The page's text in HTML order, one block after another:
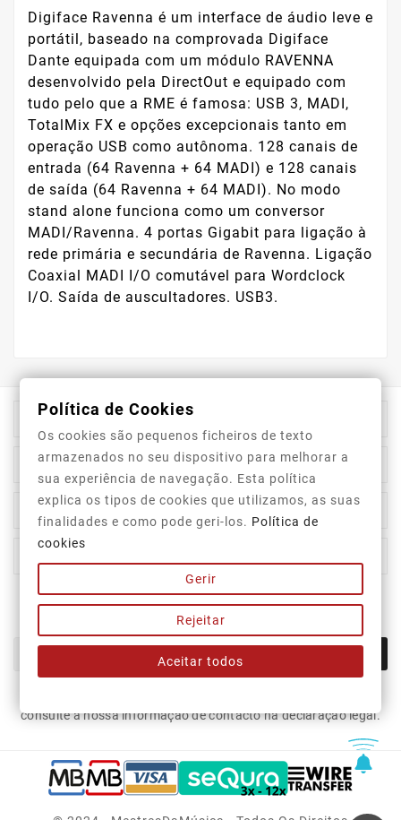
Digiface Ravenna é um interface de áudio leve e
portátil, baseado na comprovada Digiface
Dante equipada com um módulo RAVENNA
desenvolvido pela DirectOut e equipado com
tudo pelo que a RME é famosa: USB 3, MADI,
TotalMix FX e opções excepcionais tanto em
operação USB como autônoma. 128 canais de
entrada (64 Ravenna + 64 MADI) e 128 canais
de saída (64 Ravenna + 64 MADI). No modo
stand alone funciona como um conversor
MADI/Ravenna. 4 portas Gigabit para ligação à
rede primária e secundária de Ravenna. Ligação
Coaxial MADI I/O comutável para Wordclock
I/O. Saída de auscultadores. USB3.
Informação Da Loja
Top Categorias
A Nossa Empresa

Newsletter
consulte a nossa informação de contacto na declaração legal.
Política de Cookies
Os cookies são pequenos ficheiros de texto
armazenados no seu dispositivo para melhorar a
sua experiência de navegação. Esta política
explica os tipos de cookies que utilizamos, as suas
finalidades e como pode geri-los. Política de
cookies
Gerir
Rejeitar
Aceitar todos